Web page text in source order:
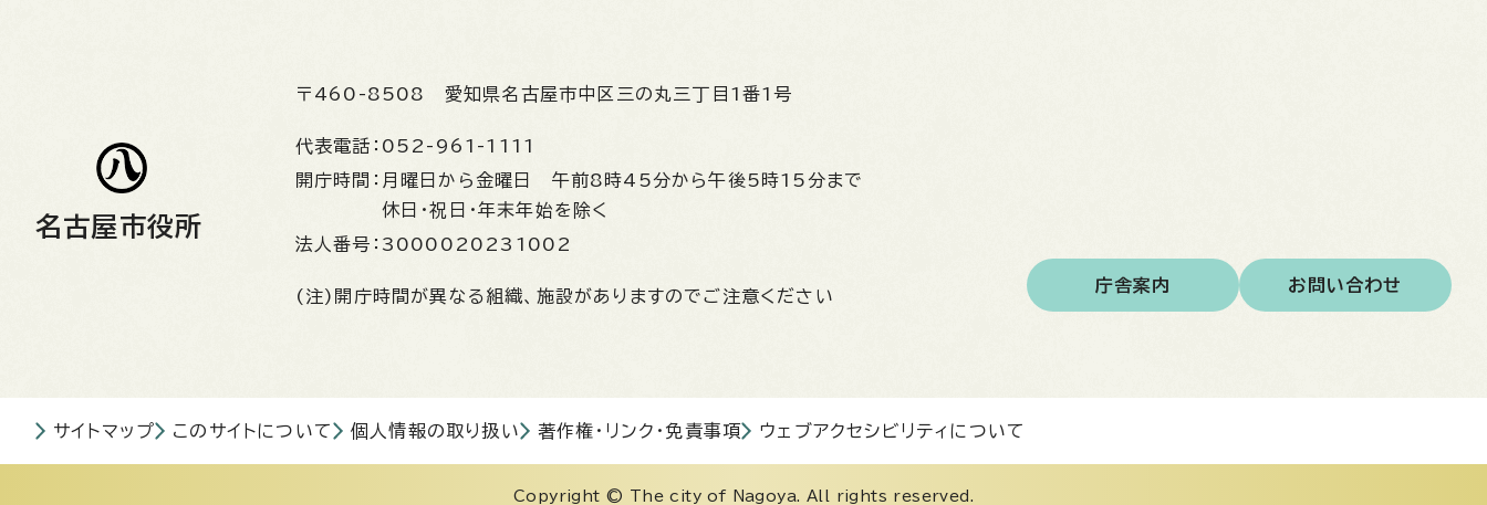
名古屋市役所
〒460-8508 愛知県名古屋市中区三の丸三丁目1番1号
代表電話： 052-961-1111
開庁時間： 月曜日から金曜日 午前8時45分から午後5時15分まで
休日・祝日・年末年始を除く
法人番号： 3000020231002
(注)開庁時間が異なる組織、施設がありますのでご注意ください
庁舎案内 お問い合わせ
サイトマップ このサイトについて 個人情報の取り扱い 著作権・リンク・免責事項 ウェブアクセシビリティについて
Copyright © The city of Nagoya. All rights reserved.